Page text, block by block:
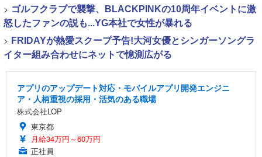
> ゴルフクラブで襲撃、BLACKPINKの10周年イベントに激
怒したファンの説も...YG本社で女性が暴れる
> FRIDAYが熱愛スクープ予告!大河女優とシンガーソングラ
イター組み合わせにネットで憶測広がる
アプリのアップデート対応・モバイルアプリ開発エンジニ
ア・人柄重視の採用・活気のある職場
株式会社LOP
東京都
月給34万円～60万円
正社員